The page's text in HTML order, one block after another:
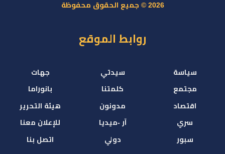
2026 © جميع الحقوق محفوظة
روابط الموقع
سياسة
مجتمع
اقتصاد
سري
سبور
سيدتي
كلمتنا
مدونون
آر -ميديا
دولي
جهات
بانوراما
هيئة التحرير
للإعلان معنا
اتصل بنا